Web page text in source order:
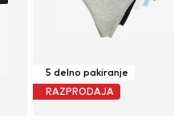
5 delno pakiranje
RAZPRODAJA